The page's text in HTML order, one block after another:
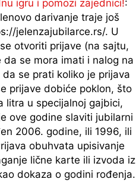
igru i pomozi zajednici!:
darivanje traje još
jelenzajubilarce.rs/. U
otvoriti prijave (na sajtu,
se mora imati i nalog na
se prati koliko je prijava
prijave dobiće poklon, što
litra u specijalnoj gajbici,
ove godine slaviti jubilarni
2006. godine, ili 1996, ili
obuhvata upisivanje
lične karte ili izvoda iz
dokaza o godini rođenja.